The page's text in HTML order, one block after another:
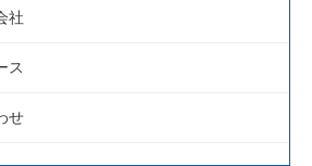
社
ス
せ